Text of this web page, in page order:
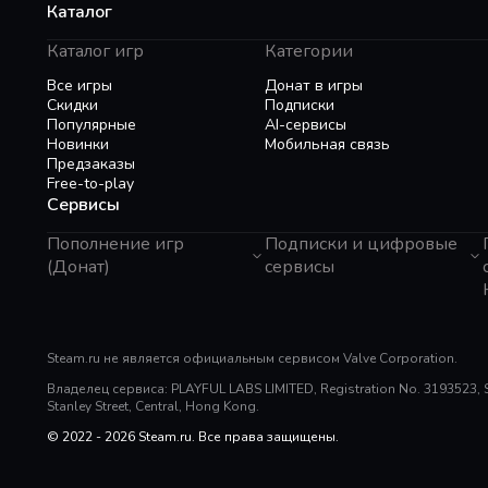
Каталог
Каталог игр
Все игры
Скидки
Популярные
Новинки
Предзаказы
Free-to-play
Категории
Донат в игры
Подписки
AI-сервисы
Мобильная связь
Сервисы
Пополнение игр
(Донат)
Genshin Impact
Super SUS
Free Fire
PUBG Mobile
Whiteout Survival
Подписки и цифровые
сервисы
Telegram Премиум
Rewarble
Razer Gold
TNG Reload Pin
Steam.ru не является официальным сервисом Valve Corporation.
Владелец сервиса: PLAYFUL LABS LIMITED, Registration No.
Stanley Street, Central, Hong Kong.
© 2022 - 2026 Steam.ru. Все права защищены.